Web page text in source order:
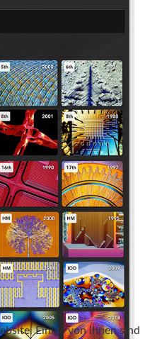
Einige von ihnen sind